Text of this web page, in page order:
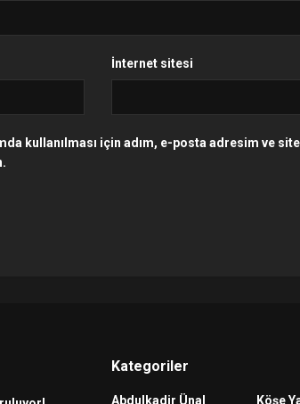
İnternet sitesi
kullanılması için adım, e-posta adresim ve
Kategoriler
Abdulkadir Ünal Köşe